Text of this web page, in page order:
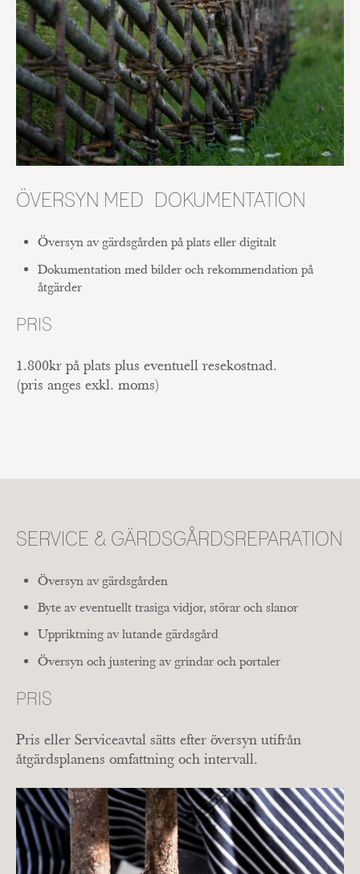
ÖVERSYN MED DOKUMENTATION
Översyn av gärdsgården på plats eller digitalt
Dokumentation med bilder och rekommendation på
åtgärder
PRIS
1.800kr på plats plus eventuell resekostnad.
(pris anges exkl. moms)
SERVICE & GÄRDSGÅRDSREPARATION
Översyn av gärdsgården
Byte av eventuellt trasiga vidjor, störar och slanor
Uppriktning av lutande gärdsgård
Översyn och justering av grindar och portaler
PRIS
Pris eller Serviceavtal sätts efter översyn utifrån
åtgärdsplanens omfattning och intervall.